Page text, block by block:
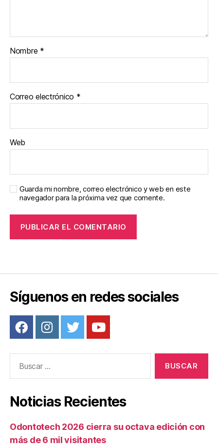
Nombre *
Correo electrónico *
Web
Guarda mi nombre, correo electrónico y web en este
navegador para la próxima vez que comente.
Síguenos en redes sociales
Noticias Recientes
Odontotech 2026 cierra su octava edición con
más de 6 mil visitantes